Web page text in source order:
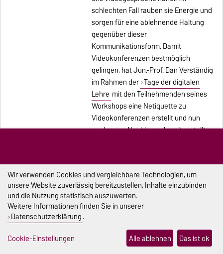
schlechten Fall rauben sie Energie und
sorgen für eine ablehnende Haltung
gegenüber dieser
Kommunikationsform. Damit
Videokonferenzen bestmöglich
gelingen, hat Jun.-Prof. Dan Verständig
im Rahmen der Tage der digitalen
Lehre mit den Teilnehmenden seines
Workshops eine Netiquette zu
Videokonferenzen erstellt und nun
auch zum Nachlesenbereitgestellt.
Feierabend-Fahrradtour rund um
die Sohlener Berge
Berge in Magdeburg? Ja tatsächlich!
Diese sind das Ziel der nächste
Feierabend-Fahrradtour, die am
Wir verwenden Cookies und vergleichbare Technologien, um
unsere Website zuverlässig bereitzustellen, Inhalte einzubinden
und die Nutzung statistisch auszuwerten.
Weitere Informationen finden Sie in unserer
Datenschutzerklärung.
Cookie-Einstellungen
Alle ablehnen Das ist ok